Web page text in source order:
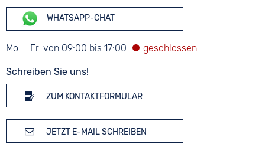
WHATSAPP-CHAT
Mo. - Fr. von 09:00 bis 17:00
Schreiben Sie uns!
ZUM KONTAKTFORMULAR
JETZT E-MAIL SCHREIBEN